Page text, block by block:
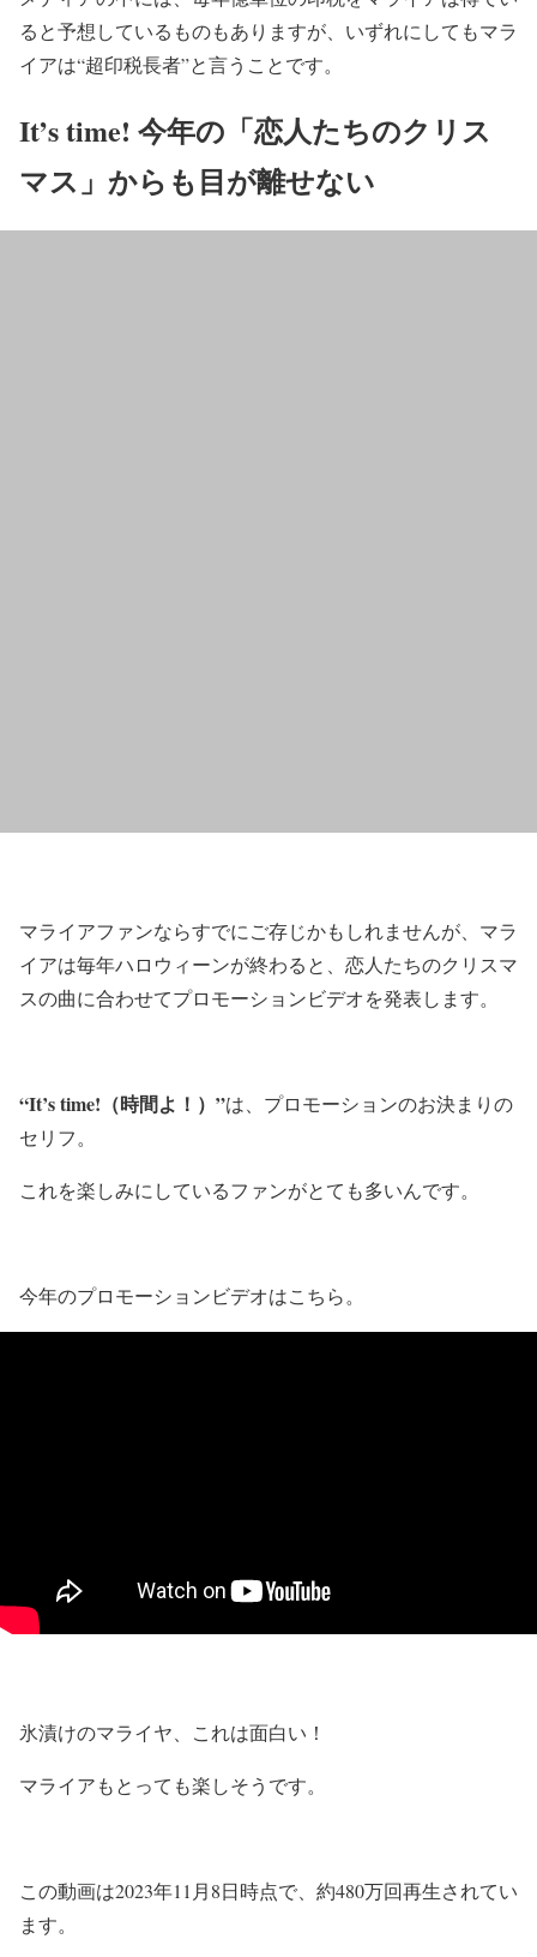
ると予想しているものもありますが、いずれにしてもマラ
イアは“超印税長者”と言うことです。
It’s time! 今年の「恋人たちのクリス
マス」からも目が離せない
マライアファンならすでにご存じかもしれませんが、マラ
イアは毎年ハロウィーンが終わると、恋人たちのクリスマ
スの曲に合わせてプロモーションビデオを発表します。
“It’s time!（時間よ！）”は、プロモーションのお決まりの
セリフ。
これを楽しみにしているファンがとても多いんです。
今年のプロモーションビデオはこちら。
氷漬けのマライヤ、これは面白い！
マライアもとっても楽しそうです。
この動画は2023年11月8日時点で、約480万回再生されてい
ます。